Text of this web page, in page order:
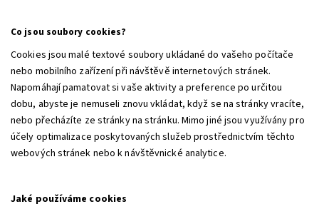
Co jsou soubory cookies?
Cookies jsou malé textové soubory ukládané do vašeho počítače
nebo mobilního zařízení při návštěvě internetových stránek.
Napomáhají pamatovat si vaše aktivity a preference po určitou
dobu, abyste je nemuseli znovu vkládat, když se na stránky vracíte,
nebo přecházíte ze stránky na stránku. Mimo jiné jsou využívány pro
účely optimalizace poskytovaných služeb prostřednictvím těchto
webových stránek nebo k návštěvnické analytice.
Jaké používáme cookies